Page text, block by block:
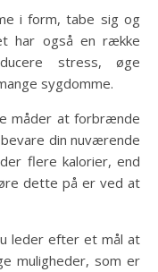
i form, tabe sig og
har også en række
stress, øge
sygdomme.
måder at forbrænde
din nuværende
flere kalorier, end
dette på er ved at
leder efter et mål at
muligheder, som er